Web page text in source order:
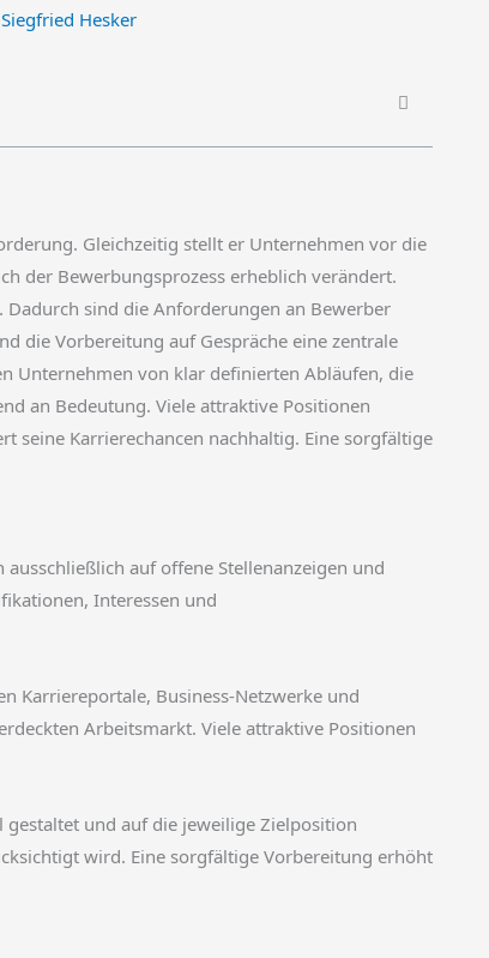
Hesker
Gleichzeitig stellt er Unternehmen vor die
der Bewerbungsprozess erheblich verändert.
sind die Anforderungen an Bewerber
die Vorbereitung auf Gespräche eine zentrale
Unternehmen von klar definierten Abläufen, die
an Bedeutung. Viele attraktive Positionen
seine Karrierechancen nachhaltig. Eine sorgfältige
auf offene Stellenanzeigen und
Interessen und
Karriereportale, Business-Netzwerke und
Arbeitsmarkt. Viele attraktive Positionen
und auf die jeweilige Zielposition
wird. Eine sorgfältige Vorbereitung erhöht